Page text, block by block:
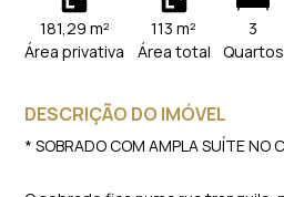
181,29 m²
Área privativa
113 m²
Área total
3
Quartos
DESCRIÇÃO DO IMÓVEL
* SOBRADO COM AMPLA SUÍTE NO